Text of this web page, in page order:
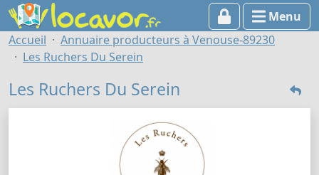
Menu
Accueil
Annuaire producteurs à Venouse-89230
Les Ruchers Du Serein
Les Ruchers Du Serein